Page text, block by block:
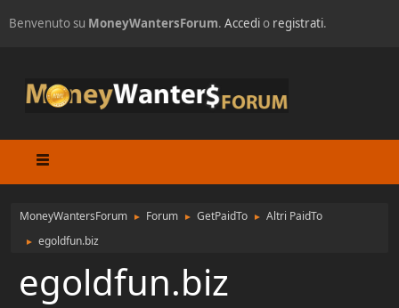
Benvenuto su MoneyWantersForum. Accedio registrati.
MoneyWantersForum ► Forum ► GetPaidTo ► Altri PaidTo
► egoldfun.biz
egoldfun.biz